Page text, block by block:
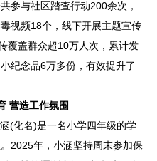
参与社区踏查行动200余次，
视频18个，线下开展主题宣传
覆盖群众超10万人次，累计发
纪念品6万多份，有效提升了
营造工作氛围
(化名)是一名小学四年级的学
2025年，小涵坚持周末参加保